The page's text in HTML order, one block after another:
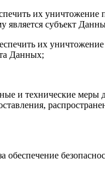
их
является субъект
их
Данных;
и технические
обеспечение